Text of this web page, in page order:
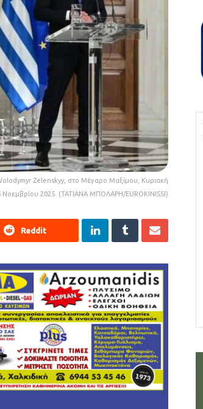
Zelenskyy, στο Μέγαρο Μαξίμου, Κυριακή
Νοεμβρίου 2025. (ΤΑΤΙΑΝΑ ΜΠΟΛΑΡΗ/EUROKINISSI)
Reddit